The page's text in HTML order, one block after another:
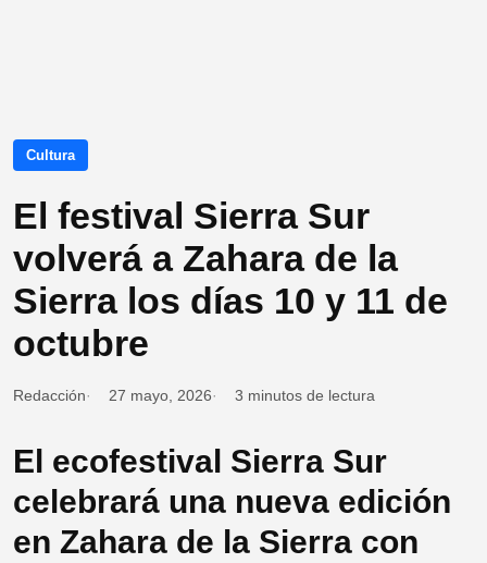
Cultura
El festival Sierra Sur
volverá a Zahara de la
Sierra los días 10 y 11 de
octubre
Redacción 27 mayo, 2026 3 minutos de lectura
El ecofestival Sierra Sur
celebrará una nueva edición
en Zahara de la Sierra con